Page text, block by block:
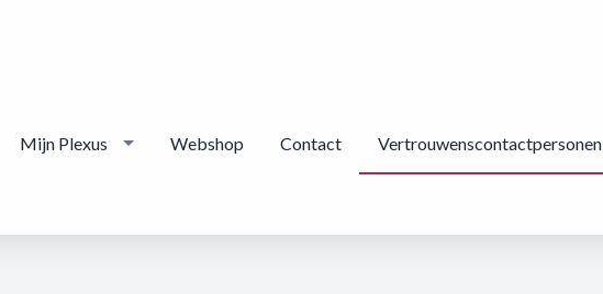
Mijn Plexus Webshop Contact Vertrouwenscontactpersonen